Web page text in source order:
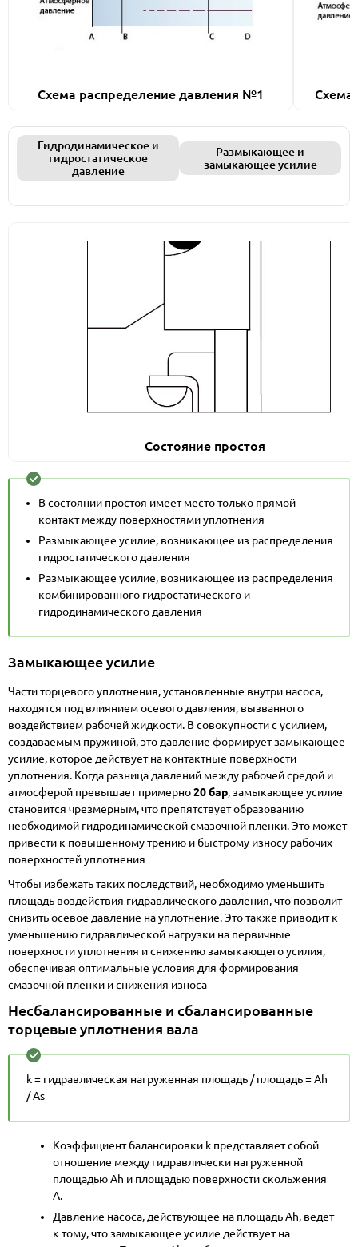
Схема распределение давления №1 Схема
Гидродинамическое и
гидростатическое
давление
Размыкающее и
замыкающее усилие
Состояние простоя
В состоянии простоя имеет место только прямой
контакт между поверхностями уплотнения
Размыкающее усилие, возникающее из распределения
гидростатического давления
Размыкающее усилие, возникающее из распределения
комбинированного гидростатического и
гидродинамического давления
Замыкающее усилие
Части торцевого уплотнения, установленные внутри насоса,
находятся под влиянием осевого давления, вызванного
воздействием рабочей жидкости. В совокупности с усилием,
создаваемым пружиной, это давление формирует замыкающее
усилие, которое действует на контактные поверхности
уплотнения. Когда разница давлений между рабочей средой и
атмосферой превышает примерно20 бар, замыкающее усилие
становится чрезмерным, что препятствует образованию
необходимой гидродинамической смазочной пленки. Это может
привести к повышенному трению и быстрому износу рабочих
поверхностей уплотнения
Чтобы избежать таких последствий, необходимо уменьшить
площадь воздействия гидравлического давления, что позволит
снизить осевое давление на уплотнение. Это также приводит к
уменьшению гидравлической нагрузки на первичные
поверхности уплотнения и снижению замыкающего усилия,
обеспечивая оптимальные условия для формирования
смазочной пленки и снижения износа
Несбалансированные и сбалансированные
торцевые уплотнения вала
k = гидравлическая нагруженная площадь / площадь = Ah
/ As
Коэффициент балансировки k представляет собой
отношение между гидравлически нагруженной
площадью Ah и площадью поверхности скольжения
A.
Давление насоса, действующее на площадь Ah, ведет
к тому, что замыкающее усилие действует на